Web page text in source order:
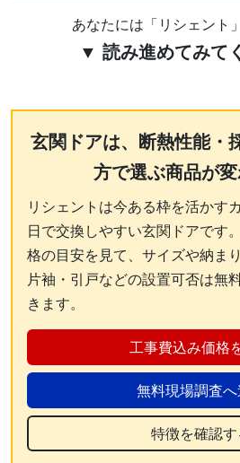
あなたには「リシェント
▼ 読み進めてみて
玄関ドアは、断熱性能・
方で選ぶ商品が
リシェントは今ある枠を活かす
日で交換しやすい玄関ドアです
格の目安を見て、サイズや納ま
片袖・引戸などの設置可否は無
きます。
工事費込み価格
無料現場調査
特徴を確認す